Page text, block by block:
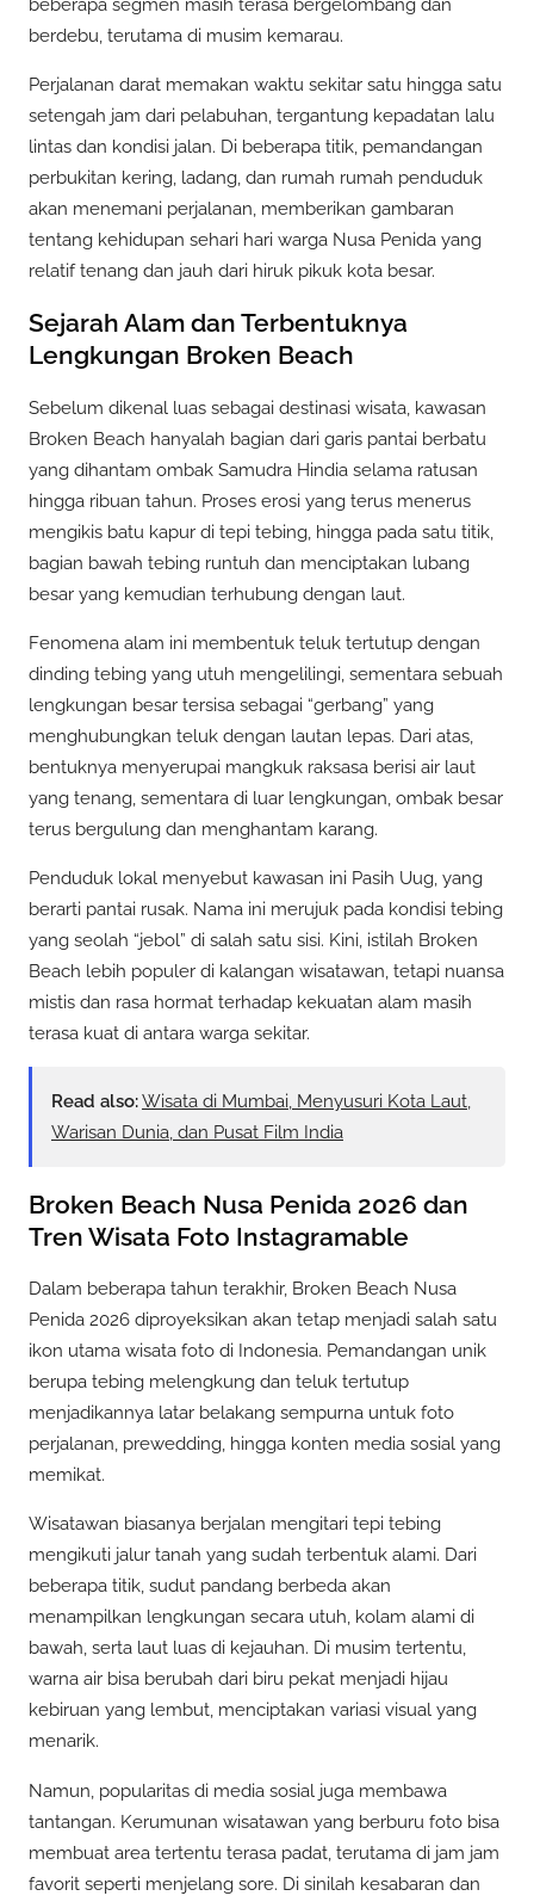
beberapa segmen masih terasa bergelombang dan
berdebu, terutama di musim kemarau.
Perjalanan darat memakan waktu sekitar satu hingga satu
setengah jam dari pelabuhan, tergantung kepadatan lalu
lintas dan kondisi jalan. Di beberapa titik, pemandangan
perbukitan kering, ladang, dan rumah rumah penduduk
akan menemani perjalanan, memberikan gambaran
tentang kehidupan sehari hari warga Nusa Penida yang
relatif tenang dan jauh dari hiruk pikuk kota besar.
Sejarah Alam dan Terbentuknya
Lengkungan Broken Beach
Sebelum dikenal luas sebagai destinasi wisata, kawasan
Broken Beach hanyalah bagian dari garis pantai berbatu
yang dihantam ombak Samudra Hindia selama ratusan
hingga ribuan tahun. Proses erosi yang terus menerus
mengikis batu kapur di tepi tebing, hingga pada satu titik,
bagian bawah tebing runtuh dan menciptakan lubang
besar yang kemudian terhubung dengan laut.
Fenomena alam ini membentuk teluk tertutup dengan
dinding tebing yang utuh mengelilingi, sementara sebuah
lengkungan besar tersisa sebagai “gerbang” yang
menghubungkan teluk dengan lautan lepas. Dari atas,
bentuknya menyerupai mangkuk raksasa berisi air laut
yang tenang, sementara di luar lengkungan, ombak besar
terus bergulung dan menghantam karang.
Penduduk lokal menyebut kawasan ini Pasih Uug, yang
berarti pantai rusak. Nama ini merujuk pada kondisi tebing
yang seolah “jebol” di salah satu sisi. Kini, istilah Broken
Beach lebih populer di kalangan wisatawan, tetapi nuansa
mistis dan rasa hormat terhadap kekuatan alam masih
terasa kuat di antara warga sekitar.
Read also:Wisata di Mumbai, Menyusuri Kota Laut,
Warisan Dunia, dan Pusat Film India
Broken Beach Nusa Penida 2026 dan
Tren Wisata Foto Instagramable
Dalam beberapa tahun terakhir, Broken Beach Nusa
Penida 2026 diproyeksikan akan tetap menjadi salah satu
ikon utama wisata foto di Indonesia. Pemandangan unik
berupa tebing melengkung dan teluk tertutup
menjadikannya latar belakang sempurna untuk foto
perjalanan, prewedding, hingga konten media sosial yang
memikat.
Wisatawan biasanya berjalan mengitari tepi tebing
mengikuti jalur tanah yang sudah terbentuk alami. Dari
beberapa titik, sudut pandang berbeda akan
menampilkan lengkungan secara utuh, kolam alami di
bawah, serta laut luas di kejauhan. Di musim tertentu,
warna air bisa berubah dari biru pekat menjadi hijau
kebiruan yang lembut, menciptakan variasi visual yang
menarik.
Namun, popularitas di media sosial juga membawa
tantangan. Kerumunan wisatawan yang berburu foto bisa
membuat area tertentu terasa padat, terutama di jam jam
favorit seperti menjelang sore. Di sinilah kesabaran dan